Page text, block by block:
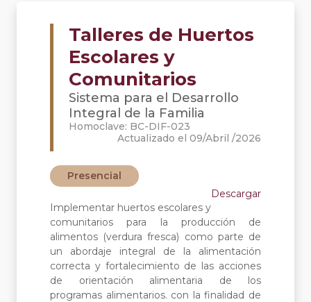
Talleres de Huertos
Escolares y
Comunitarios
Sistema para el Desarrollo
Integral de la Familia
Homoclave: BC-DIF-023
Actualizado el 09/Abril /2026
Presencial
Descargar
Implementar huertos escolares y
comunitarios para la producción de
alimentos (verdura fresca) como parte de
un abordaje integral de la alimentación
correcta y fortalecimiento de las acciones
de orientación alimentaria de los
programas alimentarios. con la finalidad de